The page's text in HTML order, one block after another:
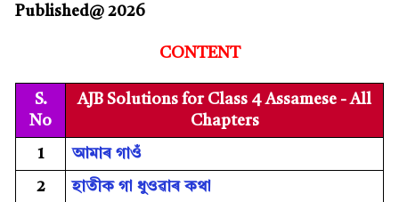
Published@ 2026
CONTENT
S.
No
AJB Solutions for Class 4 Assamese - All
Chapters
1 আমাৰ গাওঁ
2 হাতীক গা ধুওৱাৰ কথা